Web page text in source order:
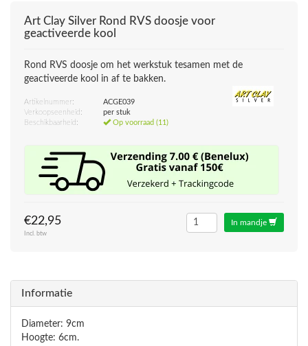
Art Clay Silver Rond RVS doosje voor
geactiveerde kool
Rond RVS doosje om het werkstuk tesamen met de
geactiveerde kool in af te bakken.
Artikelnummer:
ACGE039
Verkoopseenheid:
per stuk
Beschikbaarheid:
Op voorraad (11)
€22,95
Incl. btw
In mandje
Informatie
Diameter: 9cm
Hoogte: 6cm.